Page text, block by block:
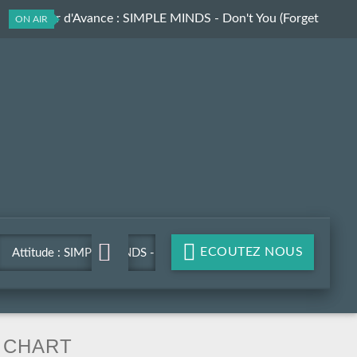
ON AIR
Longueur d'Avance : SIMPLE MINDS - Don't You (Forget
Attitude : SIMPLE MINDS -
Don't You (Forget About
ECOUTEZ NOUS
CHART